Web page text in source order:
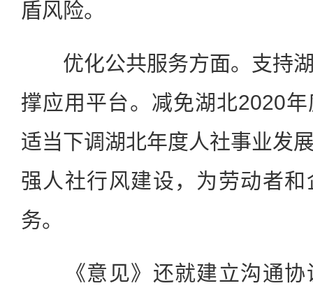
盾风险。
优化公共服务方面。支持湖
撑应用平台。减免湖北2020
适当下调湖北年度人社事业发
强人社行风建设，为劳动者
务。
《意见》还就建立沟通协